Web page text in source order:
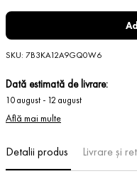
SKU: 7B3KA12A9GQ0W6
Dată estimată de livrare:
10 august - 12 august
Află mai multe
Detalii produs Livrare și